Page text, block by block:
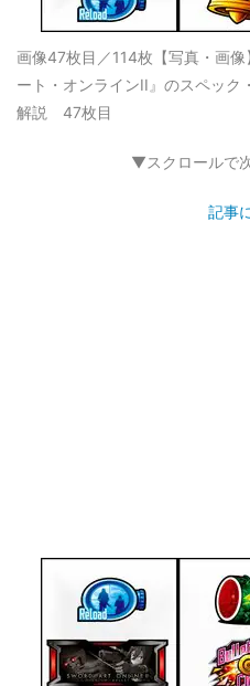
画像47枚目／114枚 【写真・画
ート・オンラインII』のスペック
解説 47枚目
▼スクロールで
記事